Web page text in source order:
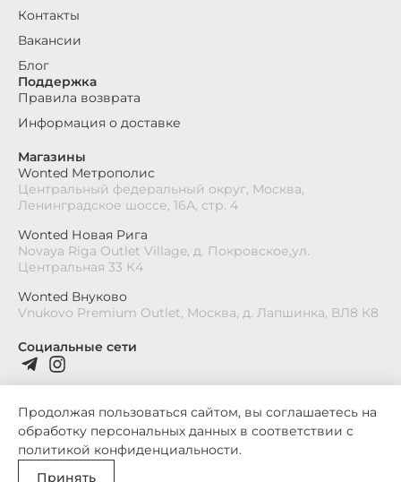
Социальные сети
Магазины
Wonted Метрополис
Центральный федеральный округ, Москва,
Ленинградское шоссе, 16А, стр. 4
Wonted Новая Рига
Novaya Riga Outlet Village, д. Покровское,ул.
Центральная 33 К4
Wonted Внуково
Vnukovo Premium Outlet, Москва, д. Лапшинка, ВЛ8 К8
Контакты
Вакансии
Блог
Поддержка
Правила возврата
Информация о доставке
2026©Wonted
Продолжая пользоваться сайтом, вы соглашаетесь на
обработку персональных данных в соответствии с
политикой конфиденциальности.
Принять